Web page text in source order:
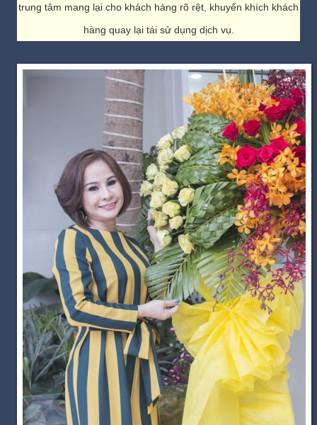
trung tâm mang lại cho khách hàng rõ rệt, khuyến khích khách
hàng quay lại tái sử dụng dịch vụ.